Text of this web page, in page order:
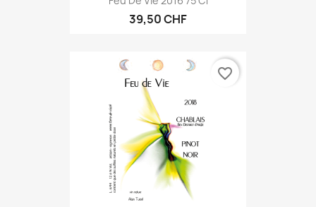
39,50 CHF
favorite_border